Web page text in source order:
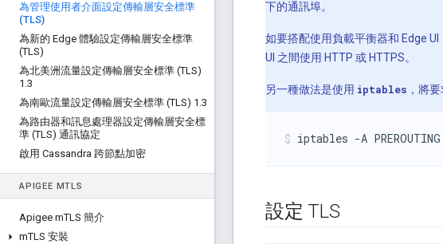
為管理使用者介面設定傳輸層安全標準
(TLS)
為新的 Edge 體驗設定傳輸層安全標準
(TLS)
為北美洲流量設定傳輸層安全標準 (TLS)
1 .3
為南歐流量設定傳輸層安全標準 (TLS) 1 .3
為路由器和訊息處理器設定傳輸層安全標
準 (TLS) 通訊協定
啟用 Cassandra 跨節點加密
APIGEE MTLS
Apigee mTLS 簡介
mTLS 安裝
下的通訊埠。
如要搭配使用負載平衡器和 Edge
UI 之間使用 HTTP 或 HTTPS。
另一種做法是使用 iptables ，將
iptables -A
設定 TLS